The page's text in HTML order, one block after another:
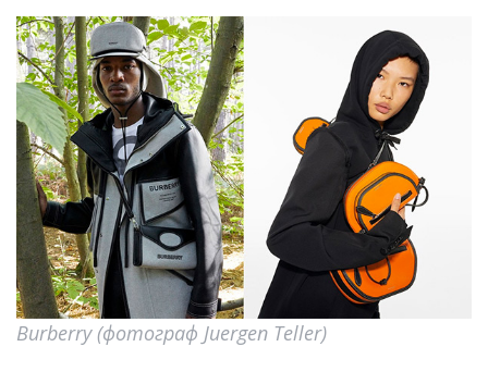
Burberry (фотограф Juergen Teller)